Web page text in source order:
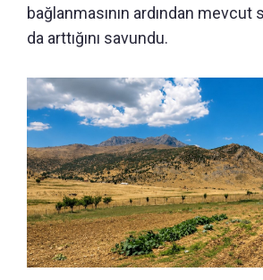
bağlanmasının ardından mevcut
da arttığını savundu.